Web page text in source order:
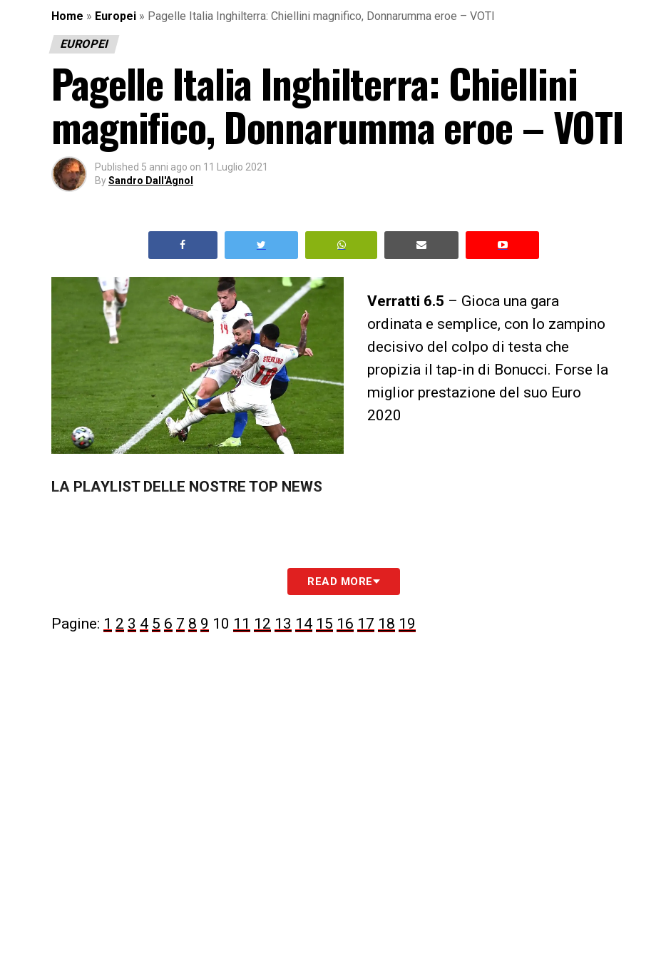
Home » Europei » Pagelle Italia Inghilterra: Chiellini magnifico, Donnarumma eroe – VOTI
EUROPEI
Pagelle Italia Inghilterra: Chiellini
magnifico, Donnarumma eroe – VOTI
Published 5 anni ago on 11 Luglio 2021
BySandro Dall'Agnol
Verratti 6.5 – Gioca una gara
ordinata e semplice, con lo zampino
decisivo del colpo di testa che
propizia il tap-in di Bonucci. Forse la
miglior prestazione del suo Euro
2020
LA PLAYLIST DELLE NOSTRE TOP NEWS
READ MORE
Pagine: 1 2 3 4 5 6 7 8 9 10 11 12 13 14 15 16 17 18 19